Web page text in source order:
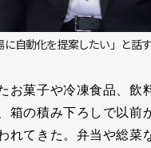
に自動化を提案したい」と話
お菓子や冷凍食品、飲
箱の積み下ろしで以前
れてきた。弁当や総菜